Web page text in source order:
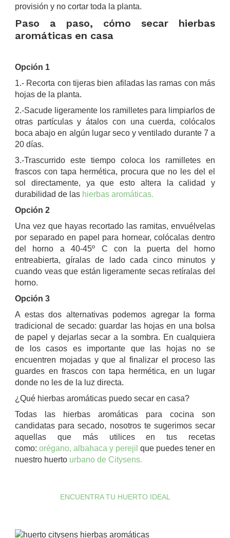
provisión y no cortar toda la planta.
Paso a paso, cómo secar hierbas
aromáticas en casa
Opción 1
1.- Recorta con tijeras bien afiladas las ramas con más
hojas de la planta.
2.-Sacude ligeramente los ramilletes para limpiarlos de
otras partículas y átalos con una cuerda, colócalos
boca abajo en algún lugar seco y ventilado durante 7 a
20 días.
3.-Trascurrido este tiempo coloca los ramilletes en
frascos con tapa hermética, procura que no les del el
sol directamente, ya que esto altera la calidad y
durabilidad de las hierbas aromáticas.
Opción 2
Una vez que hayas recortado las ramitas, envuélvelas
por separado en papel para hornear, colócalas dentro
del horno a 40-45º C con la puerta del horno
entreabierta, gíralas de lado cada cinco minutos y
cuando veas que están ligeramente secas retíralas del
horno.
Opción 3
A estas dos alternativas podemos agregar la forma
tradicional de secado: guardar las hojas en una bolsa
de papel y dejarlas secar a la sombra. En cualquiera
de los casos es importante que las hojas no se
encuentren mojadas y que al finalizar el proceso las
guardes en frascos con tapa hermética, en un lugar
donde no les de la luz directa.
¿Qué hierbas aromáticas puedo secar en casa?
Todas las hierbas aromáticas para cocina son
candidatas para secado, nosotros te sugerimos secar
aquellas que más utilices en tus recetas
como: orégano, albahaca y perejil que puedes tener en
nuestro huerto urbano de Citysens.
ENCUENTRA TU HUERTO IDEAL